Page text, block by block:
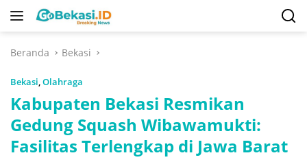
Langsung
Beranda
Bekasi
Bekasi,Olahraga
Kabupaten Bekasi Resmikan
Gedung Squash Wibawamukti:
Fasilitas Terlengkap di Jawa Barat